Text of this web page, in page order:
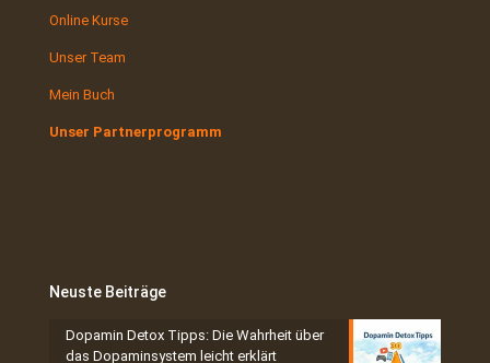
Online Kurse
Unser Team
Mein Buch
Unser Partnerprogramm
Neuste Beiträge
Dopamin Detox Tipps: Die Wahrheit über
das Dopaminsystem leicht erklärt